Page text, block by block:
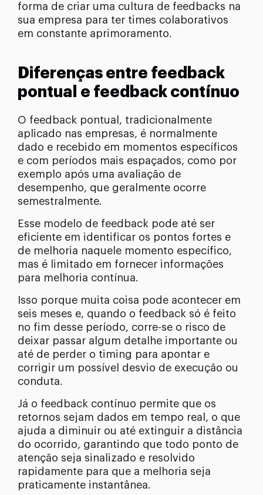
forma de criar uma cultura de feedbacks na
sua empresa para ter times colaborativos
em constante aprimoramento.
Diferenças entre feedback
pontual e feedback contínuo
O feedback pontual, tradicionalmente
aplicado nas empresas, é normalmente
dado e recebido em momentos específicos
e com períodos mais espaçados, como por
exemplo após uma avaliação de
desempenho, que geralmente ocorre
semestralmente.
Esse modelo de feedback pode até ser
eficiente em identificar os pontos fortes e
de melhoria naquele momento específico,
mas é limitado em fornecer informações
para melhoria contínua.
Isso porque muita coisa pode acontecer em
seis meses e, quando o feedback só é feito
no fim desse período, corre-se o risco de
deixar passar algum detalhe importante ou
até de perder o timing para apontar e
corrigir um possível desvio de execução ou
conduta.
Já o feedback contínuo permite que os
retornos sejam dados em tempo real, o que
ajuda a diminuir ou até extinguir a distância
do ocorrido, garantindo que todo ponto de
atenção seja sinalizado e resolvido
rapidamente para que a melhoria seja
praticamente instantânea.